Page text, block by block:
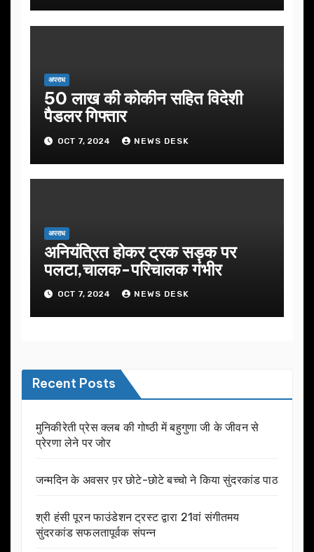
अपराध
50 लाख की कोकीन सहित विदेशी
पैडलर गिफ्तार
OCT 7, 2024 NEWS DESK
अपराध
अनियंत्रित होकर ट्रक सड़क पर
पलटा,चालक-परिचालक गंभीर
OCT 7, 2024 NEWS DESK
Recent Posts
मुनिकीरेती प्रेस क्लब की गोष्ठी में बहुगुणा जी के जीवन से
प्रेरणा लेने पर जोर
जन्मदिन के अवसर प़र छोटे-छोटे बच्चो ने किया सुंदरकांड पाठ
श्री हंसी पूरन फाउंडेशन ट्रस्ट द्वारा 21वां संगीतमय
सुंदरकांड सफलतापूर्वक संपन्न